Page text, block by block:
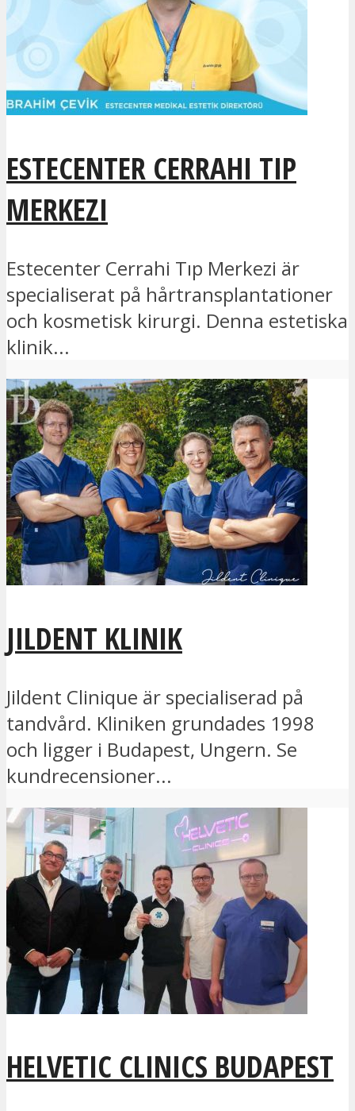
ESTECENTER CERRAHI TIP
MERKEZI
Estecenter Cerrahi Tıp Merkezi är
specialiserat på hårtransplantationer
och kosmetisk kirurgi. Denna estetiska
klinik...
JILDENT KLINIK
Jildent Clinique är specialiserad på
tandvård. Kliniken grundades 1998
och ligger i Budapest, Ungern. Se
kundrecensioner...
HELVETIC CLINICS BUDAPEST